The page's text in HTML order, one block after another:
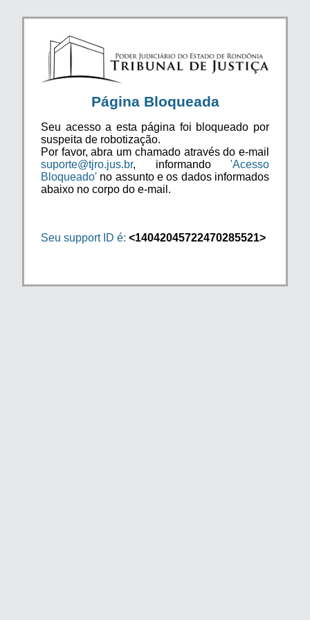
Página Bloqueada
Seu acesso a esta página foi bloqueado por
suspeita de robotização.
Por favor, abra um chamado através do e-mail
suporte@tjro.jus.br, informando 'Acesso
Bloqueado' no assunto e os dados informados
abaixo no corpo do e-mail.
Seu support ID é: <14042045722470285521>